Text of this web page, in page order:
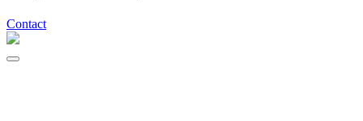
Contact